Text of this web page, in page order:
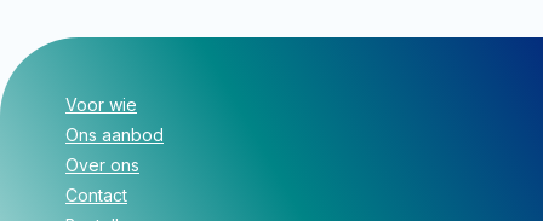
Voor wie
Ons aanbod
Over ons
Contact